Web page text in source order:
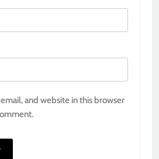
and website in this browser